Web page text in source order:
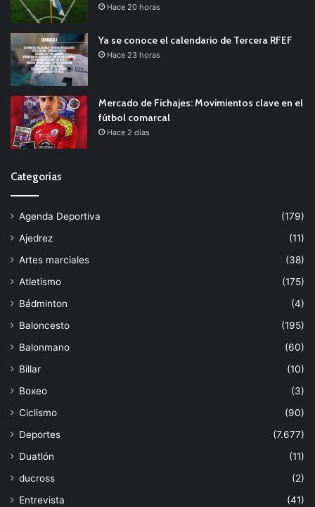
Hace 20 horas
Ya se conoce el calendario de Tercera RFEF
Hace 23 horas
Mercado de Fichajes: Movimientos clave en el
fútbol comarcal
Hace 2 días
Categorías
Agenda Deportiva
(179)
Ajedrez
(11)
Artes marciales
(38)
Atletismo
(175)
Bádminton
(4)
Baloncesto
(195)
Balonmano
(60)
Billar
(10)
Boxeo
(3)
Ciclismo
(90)
Deportes
(7.677)
Duatlón
(11)
ducross
(2)
Entrevista
(41)